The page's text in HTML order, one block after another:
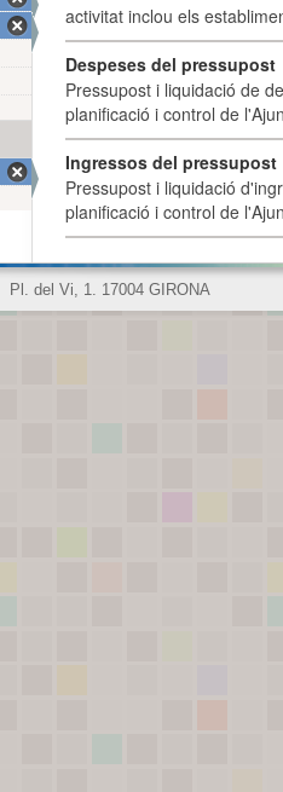
activitat inclou els
Despeses del pressupost
Pressupost i liquidació de
planificació i control de
Ingressos del pressupost
Pressupost i liquidació
planificació i control de
Pl. del Vi, 1. 17004 GIRONA